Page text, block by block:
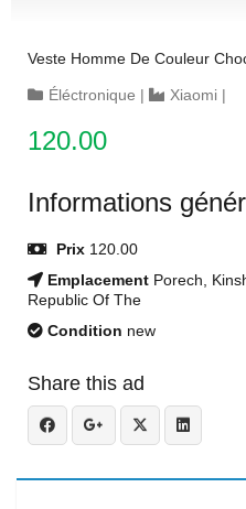
Veste Homme De Couleur
Éléctronique | Xiaomi |
120.00
Informations
Prix 120.00
Emplacement Porech,
Republic Of The
Condition new
Share this ad